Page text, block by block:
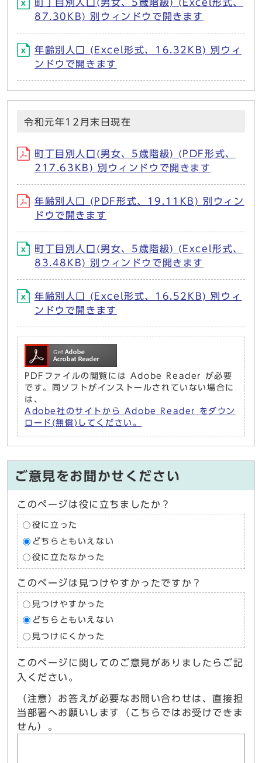
町丁目別人口(男女、5歳階級) (Excel形式、
87.30KB) 別ウィンドウで開きます
年齢別人口 (Excel形式、16.32KB) 別ウィ
ンドウで開きます
令和元年12月末日現在
町丁目別人口(男女、5歳階級) (PDF形式、
217.63KB) 別ウィンドウで開きます
年齢別人口 (PDF形式、19.11KB) 別ウィン
ドウで開きます
町丁目別人口(男女、5歳階級) (Excel形式、
83.48KB) 別ウィンドウで開きます
年齢別人口 (Excel形式、16.52KB) 別ウィ
ンドウで開きます
PDFファイルの閲覧には Adobe Reader が必要
です。同ソフトがインストールされていない場合に
は、
Adobe社のサイトから Adobe Reader をダウン
ロード(無償)してください。
ご意見をお聞かせください
このページは役に立ちましたか？
役に立った
どちらともいえない
役に立たなかった
このページは見つけやすかったですか？
見つけやすかった
どちらともいえない
見つけにくかった
このページに関してのご意見がありましたらご記
入ください。
（注意）お答えが必要なお問い合わせは、直接担
当部署へお願いします（こちらではお受けできま
せん）。